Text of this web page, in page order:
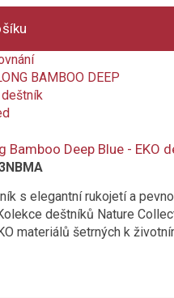
Bamboo Deep Blue - EKO
s elegantní rukojetí a
deštníků Nature
materiálů šetrných k